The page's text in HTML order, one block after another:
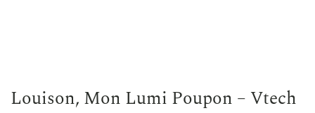
Louison, Mon Lumi Poupon – Vtech